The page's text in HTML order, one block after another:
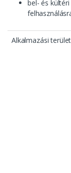
bel- és kültéri
Alkalmazási